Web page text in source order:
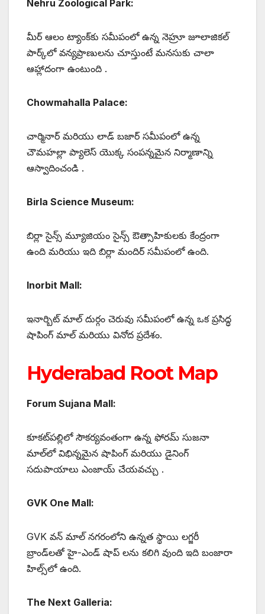
Nehru Zoological Park:
మీర్ ఆలం ట్యాంక్‌కు సమీపంలో ఉన్న నెహ్రూ జూలాజికల్
పార్క్‌లో వన్యప్రాణులను చూస్తుంటే మనసుకు చాలా
ఆహ్లాదంగా ఉంటుంది .
Chowmahalla Palace:
చార్మినార్ మరియు లాడ్ బజార్ సమీపంలో ఉన్న
చౌమహల్లా ప్యాలెస్ యొక్క సంపన్నమైన నిర్మాణాన్ని
ఆస్వాదించండి .
Birla Science Museum:
బిర్లా సైన్స్ మ్యూజియం సైన్స్ ఔత్సాహికులకు కేంద్రంగా
ఉంది మరియు ఇది బిర్లా మందిర్ సమీపంలో ఉంది.
Inorbit Mall:
ఇనార్బిట్ మాల్ దుర్గం చెరువు సమీపంలో ఉన్న ఒక ప్రసిద్ధ
షాపింగ్ మాల్ మరియు వినోద ప్రదేశం.
Hyderabad Root Map
Forum Sujana Mall:
కూకట్‌పల్లిలో సౌకర్యవంతంగా ఉన్న ఫోరమ్ సుజనా
మాల్‌లో విభిన్నమైన షాపింగ్ మరియు డైనింగ్
సదుపాయాలు ఎంజాయ్ చేయవచ్చు .
GVK One Mall:
GVK వన్ మాల్ నగరంలోని ఉన్నత స్థాయి లగ్జరీ
బ్రాండ్‌లతో హై-ఎండ్ షాప్ లను కలిగి వుంది ఇది బంజారా
హిల్స్‌లో ఉంది.
The Next Galleria: